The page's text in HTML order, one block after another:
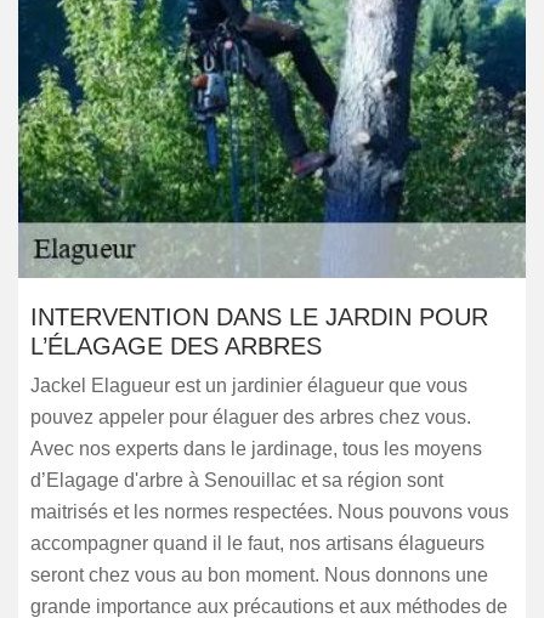
INTERVENTION DANS LE JARDIN POUR
L’ÉLAGAGE DES ARBRES
Jackel Elagueur est un jardinier élagueur que vous
pouvez appeler pour élaguer des arbres chez vous.
Avec nos experts dans le jardinage, tous les moyens
d’Elagage d'arbre à Senouillac et sa région sont
maitrisés et les normes respectées. Nous pouvons vous
accompagner quand il le faut, nos artisans élagueurs
seront chez vous au bon moment. Nous donnons une
grande importance aux précautions et aux méthodes de